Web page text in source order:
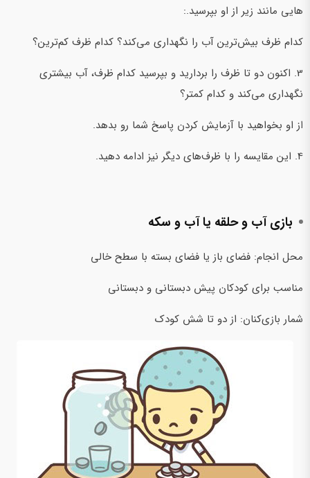
هایی مانند زیر از او بپرسید.:
کدام ظرف بیش‌ترین آب را نگهداری می‌کند؟ کدام ظرف کم‌ترین؟
3. اکنون دو تا ظرف را بردارید و بپرسید کدام ظرف، آب بیشتری
نگهداری می‌کند و کدام کمتر؟
از او بخواهید با آزمایش کردن پاسخ شما رو بدهد.
4. این مقایسه را با ظرف‌های دیگر نیز ادامه دهید.
بازی آب و حلقه یا آب و سکه
محل انجام: فضای باز یا فضای بسته با سطح خالی
مناسب برای کودکان پیش دبستانی و دبستانی
شمار بازی‌کنان: از دو تا شش کودک